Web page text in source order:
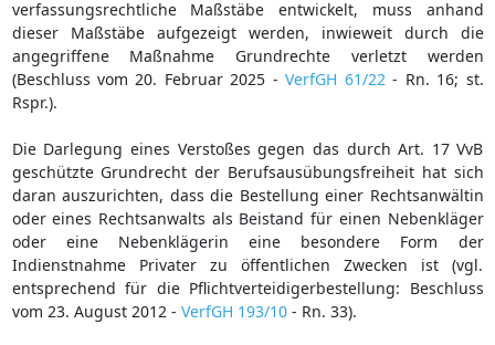
verfassungsrechtliche Maßstäbe entwickelt, muss anhand
dieser Maßstäbe aufgezeigt werden, inwieweit durch die
angegriffene Maßnahme Grundrechte verletzt werden
(Beschluss vom 20. Februar 2025 -VerfGH 61/22 - Rn. 16; st.
Rspr.).
Die Darlegung eines Verstoßes gegen das durch Art. 17 VvB
geschützte Grundrecht der Berufsausübungsfreiheit hat sich
daran auszurichten, dass die Bestellung einer Rechtsanwältin
oder eines Rechtsanwalts als Beistand für einen Nebenkläger
oder eine Nebenklägerin eine besondere Form der
Indienstnahme Privater zu öffentlichen Zwecken ist (vgl.
entsprechend für die Pflichtverteidigerbestellung: Beschluss
vom 23. August 2012 - VerfGH 193/10- Rn. 33).